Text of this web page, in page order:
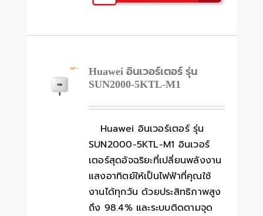
Huawei อินเวอร์เตอร์ รุ่น
SUN2000-5KTL-M1
Huawei อินเวอร์เตอร์ รุ่น
SUN2000-5KTL-M1 อินเวอร์
เตอร์สุดอัจฉริยะที่เปลี่ยนพลังงาน
แสงอาทิตย์ให้เป็นไฟฟ้าที่คุณใช้
งานได้ทุกวัน ด้วยประสิทธิภาพสูง
ถึง 98.4% และระบบติดตามจุด